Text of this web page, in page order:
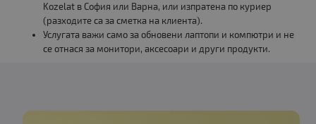
Kozelat в София или Варна, или изпратена по куриер
(разходите са за сметка на клиента).
Услугата важи само за обновени лаптопи и компютри и не
се отнася за монитори, аксесоари и други продукти.